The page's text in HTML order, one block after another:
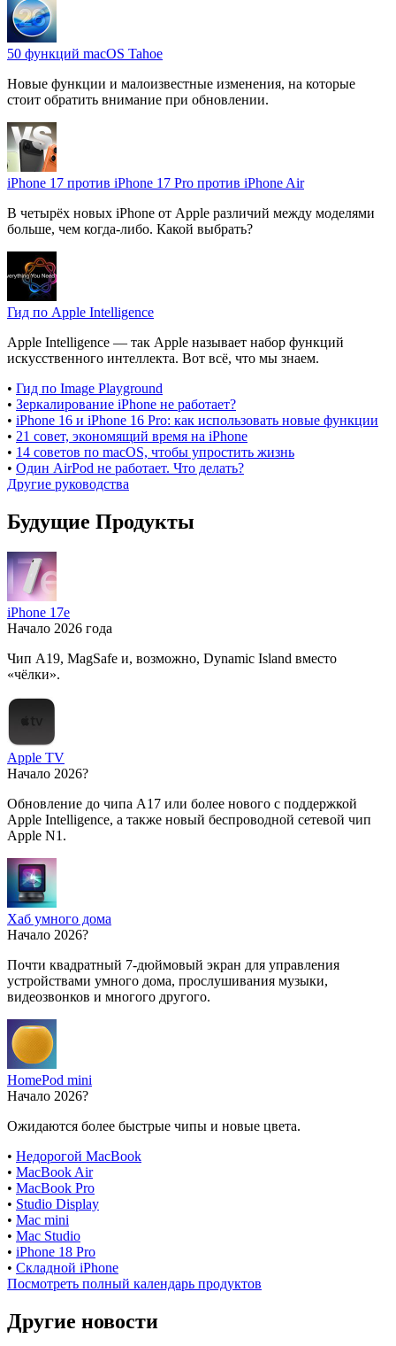
50 функций macOS Tahoe
Новые функции и малоизвестные изменения, на которые
стоит обратить внимание при обновлении.
iPhone 17 против iPhone 17 Pro против iPhone Air
В четырёх новых iPhone от Apple различий между моделями
больше, чем когда-либо. Какой выбрать?
Гид по Apple Intelligence
Apple Intelligence — так Apple называет набор функций
искусственного интеллекта. Вот всё, что мы знаем.
• Гид по Image Playground
• Зеркалирование iPhone не работает?
• iPhone 16 и iPhone 16 Pro: как использовать новые функции
• 21 совет, экономящий время на iPhone
• 14 советов по macOS, чтобы упростить жизнь
• Один AirPod не работает. Что делать?
Другие руководства
Будущие Продукты
iPhone 17e
Начало 2026 года
Чип A19, MagSafe и, возможно, Dynamic Island вместо
«чёлки».
Apple TV
Начало 2026?
Обновление до чипа A17 или более нового с поддержкой
Apple Intelligence, а также новый беспроводной сетевой чип
Apple N1.
Хаб умного дома
Начало 2026?
Почти квадратный 7-дюймовый экран для управления
устройствами умного дома, прослушивания музыки,
видеозвонков и многого другого.
HomePod mini
Начало 2026?
Ожидаются более быстрые чипы и новые цвета.
• Недорогой MacBook
• MacBook Air
• MacBook Pro
• Studio Display
• Mac mini
• Mac Studio
• iPhone 18 Pro
• Складной iPhone
Посмотреть полный календарь продуктов
Другие новости